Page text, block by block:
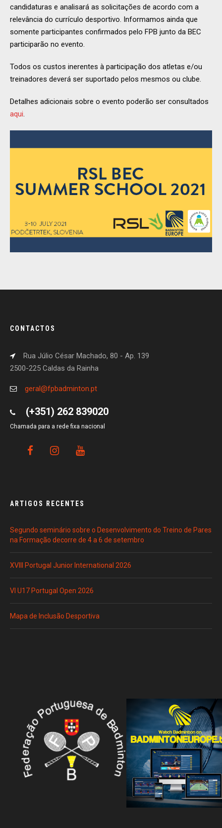
candidaturas e analisará as solicitações de acordo com a
relevância do currículo desportivo. Informamos ainda que
somente participantes confirmados pelo FPB junto da BEC
participarão no evento.
Todos os custos inerentes à participação dos atletas e/ou
treinadores deverá ser suportado pelos mesmos ou clube.
Detalhes adicionais sobre o evento poderão ser consultados
aqui.
CONTACTOS
Rua Júlio César Machado, 80 - Ap. 139
2500-225 Caldas da Rainha
geral@fpbadminton.pt
(+351) 262 839020
Chamada para a rede fixa nacional
ARTIGOS RECENTES
Segundo seminário sobre o Desenvolvimento do Treino de Pares
na Formação decorre de 4 a 6 de setembro
XVIII Portugal Junior International 2026
VI U17 Portugal Open 2026
Mapa de Inclusão Desportiva